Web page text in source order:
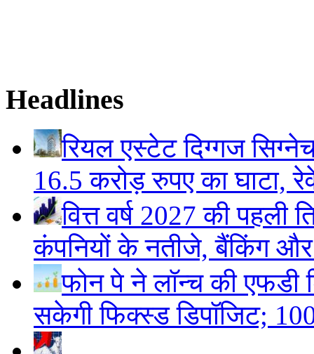
Headlines
रियल एस्टेट दिग्गज
16.5 करोड़ रुपए का घाटा,
वित्त वर्ष 2027 की पहली
कंपनियों के नतीजे, बैंकिंग
फोन पे ने लॉन्च की एफडी
सकेगी फिक्स्ड डिपॉजिट;